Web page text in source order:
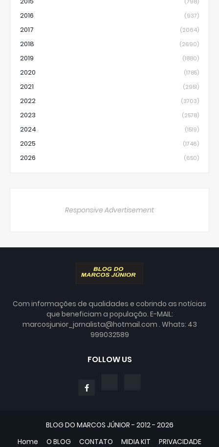
2016 (937)
2017 (2064)
2018 (2690)
2019 (1880)
2020 (1785)
2021 (2951)
2022 (3703)
2023 (2578)
2024 (1519)
2025 (1746)
2026 (650)
Responsive Advertisement
Com informações de qualidades e cobrindo as notícias
que beneficiam a população. E-MAIL:
marcosjunior_jornalista@hotmail.com . Whats: 43
999032589
FOLLOW US
BLOG DO MARCOS JÚNIOR - 2012 - 2026
Home
O BLOG CONTATO MIDIA KIT PRIVACIDADE